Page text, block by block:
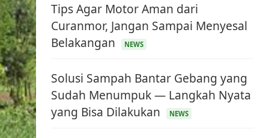
Tips Agar Motor Aman dari
Curanmor, Jangan Sampai Menyesal
Belakangan
NEWS
Solusi Sampah Bantar Gebang yang
Sudah Menumpuk — Langkah Nyata
yang Bisa Dilakukan
NEWS
KEUANGAN & INVESTASI
Harga Minyak Dunia Hari Ini Naik, WTI dan